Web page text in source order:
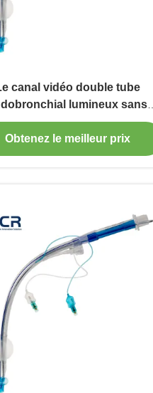
canal vidéo double tube
lumineux sans
caméra
Obtenez le meilleur prix